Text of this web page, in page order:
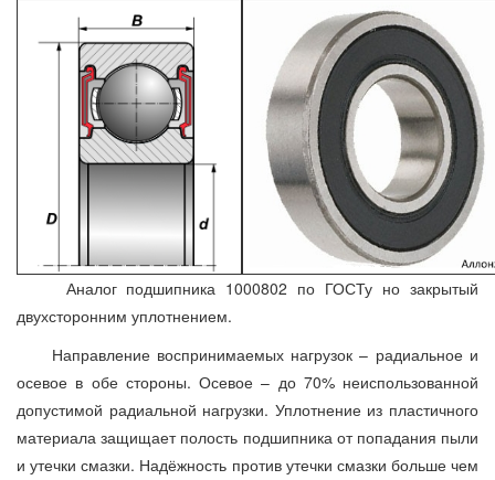
Аналог подшипника 1000802 по ГОСТу но закрытый
двухсторонним уплотнением.
Направление воспринимаемых нагрузок – радиальное и
осевое в обе стороны. Осевое – до 70% неиспользованной
допустимой радиальной нагрузки. Уплотнение из пластичного
материала защищает полость подшипника от попадания пыли
и утечки смазки. Надёжность против утечки смазки больше чем